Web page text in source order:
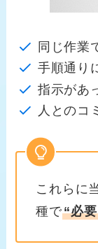
同じ作業
手順通り
指示があ
人とのコ
これらに
種で“必